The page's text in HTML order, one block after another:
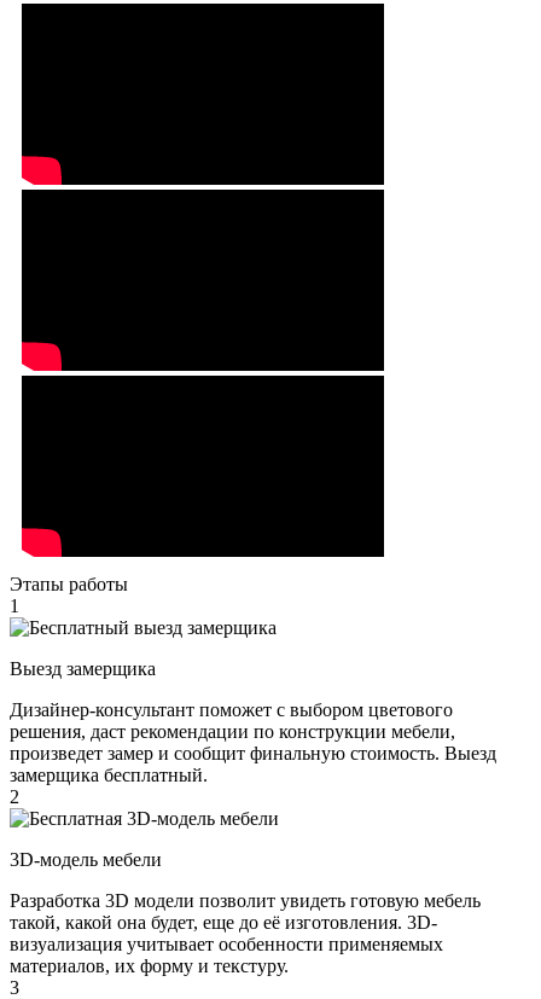
Этапы работы
1
Выезд замерщика
Дизайнер-консультант поможет с выбором цветового
решения, даст рекомендации по конструкции мебели,
произведет замер и сообщит финальную стоимость. Выезд
замерщика бесплатный.
2
3D-модель мебели
Разработка 3D модели позволит увидеть готовую мебель
такой, какой она будет, еще до её изготовления. 3D-
визуализация учитывает особенности применяемых
материалов, их форму и текстуру.
3